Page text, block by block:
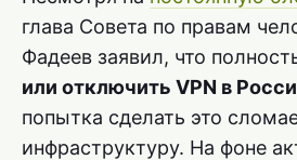
глава Совета по правам
Фадеев заявил, что
или отключить VPN в
попытка сделать это
инфраструктуру. На фоне